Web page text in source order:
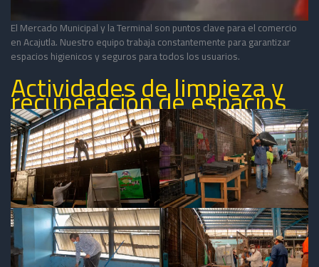
El Mercado Municipal y la Terminal son puntos clave para el comercio
en Acajutla. Nuestro equipo trabaja constantemente para garantizar
espacios higienicos y seguros para todos los usuarios.
Actividades de limpieza y
recuperación de espacios